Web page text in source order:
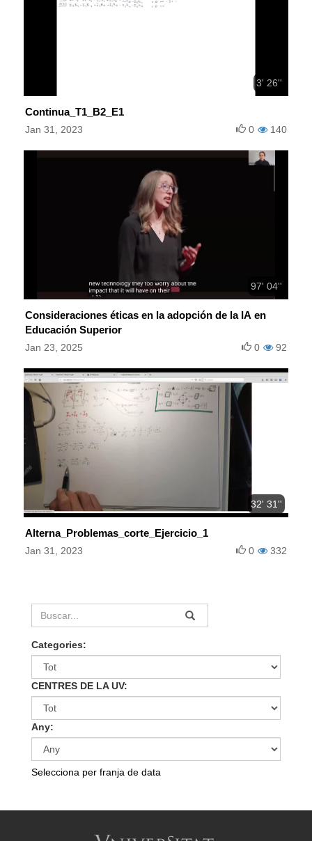
3' 26''
Continua_T1_B2_E1
Jan 31, 2023 140
0
97' 04''
Consideraciones éticas en la adopción de la IA en
Educación Superior
Jan 23, 2025 92
0
32' 31''
Alterna_Problemas_corte_Ejercicio_1
Jan 31, 2023 332
0
Categories:
CENTRES DE LA UV:
Any:
Selecciona per franja de data